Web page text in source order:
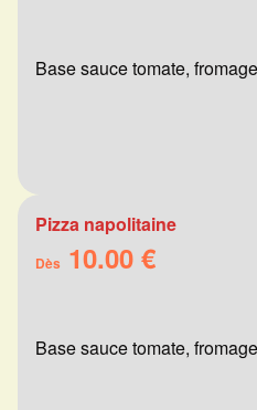
Base sauce tomate,
Pizza napolitaine
Dès 10.00 €
Base sauce tomate,